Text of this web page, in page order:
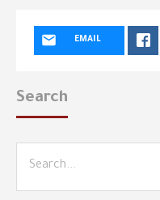
EMAIL
Search